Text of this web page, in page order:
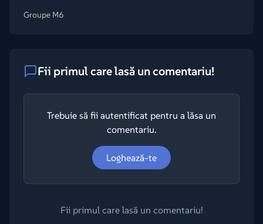
Groupe M6
Fii primul care lasă un comentariu!
Trebuie să fii autentificat pentru a lăsa un
comentariu.
Loghează-te
Fii primul care lasă un comentariu!